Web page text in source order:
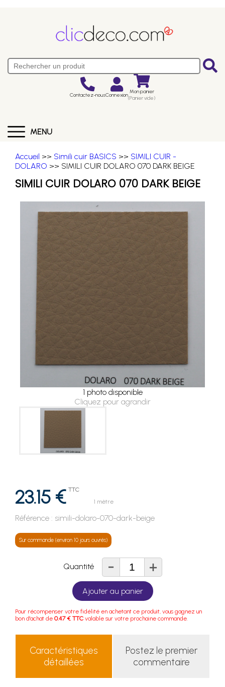
Contactez-nousConnexion Mon panier
(Panier vide)
MENU
Accueil >> Simili cuir BASICS >> SIMILI CUIR -
DOLARO >> SIMILI CUIR DOLARO 070 DARK BEIGE
SIMILI CUIR DOLARO 070 DARK BEIGE
1 photo disponible
Cliquez pour agrandir
23.15 € TTC
1 mètre
Référence : simili-dolaro-070-dark-beige
Sur commande (environ 10 jours ouvrés)
Quantité - +
Ajouter au panier
Pour récompenser votre fidélité en achetant ce produit, vous gagnez un
bon d'achat de 0.47 € TTC valable sur votre prochaine commande.
Caractéristiques
détaillées
Postez le premier
commentaire